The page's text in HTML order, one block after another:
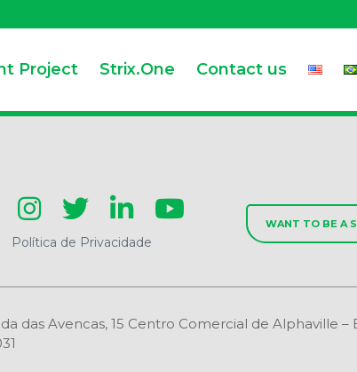
Project Strix.One Contact us
Política de Privacidade
WANT TO BE A
das Avencas, 15 Centro Comercial de Alphaville –